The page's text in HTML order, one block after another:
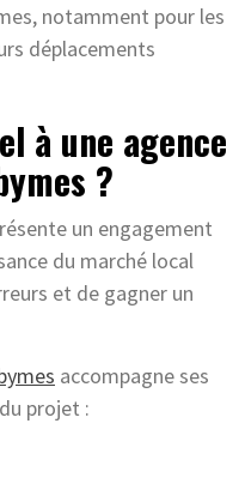
notamment pour les
déplacements
à une agence
?
un engagement
du marché local
et de gagner un
accompagne ses
projet :